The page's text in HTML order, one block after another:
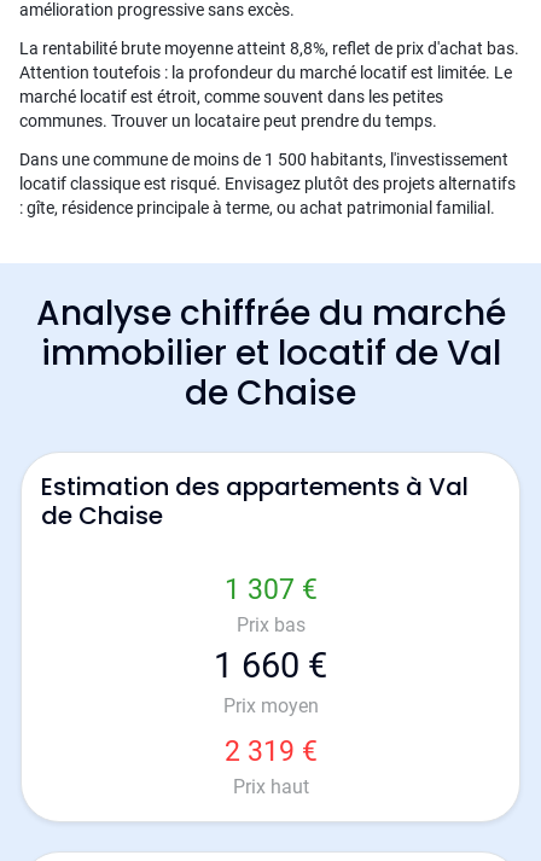
amélioration progressive sans excès.
La rentabilité brute moyenne atteint 8,8%, reflet de prix d'achat bas.
Attention toutefois : la profondeur du marché locatif est limitée. Le
marché locatif est étroit, comme souvent dans les petites
communes. Trouver un locataire peut prendre du temps.
Dans une commune de moins de 1 500 habitants, l'investissement
locatif classique est risqué. Envisagez plutôt des projets alternatifs
: gîte, résidence principale à terme, ou achat patrimonial familial.
Analyse chiffrée du marché
immobilier et locatif de Val
de Chaise
Estimation des appartements à Val
de Chaise
1 307 €
Prix bas
1 660 €
Prix moyen
2 319 €
Prix haut